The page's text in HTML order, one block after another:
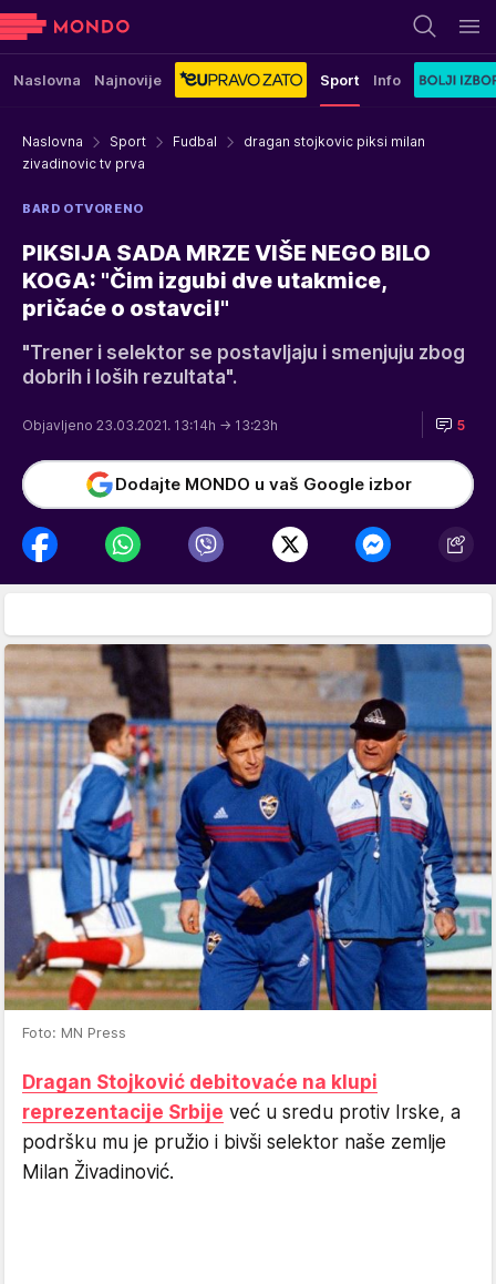
Naslovna Najnovije Sport Info
Naslovna Sport Fudbal
dragan stojkovic piksi milan
zivadinovic tv prva
BARD OTVORENO
PIKSIJA SADA MRZE VIŠE NEGO BILO
KOGA: "Čim izgubi dve utakmice,
pričaće o ostavci!"
"Trener i selektor se postavljaju i smenjuju zbog
dobrih i loših rezultata".
Objavljeno 23.03.2021. 13:14h → 13:23h 5
Dodajte MONDO u vaš Google izbor
Foto: MN Press
Dragan Stojković debitovaće na klupi
reprezentacije Srbije već u sredu protiv Irske, a
podršku mu je pružio i bivši selektor naše zemlje
Milan Živadinović.